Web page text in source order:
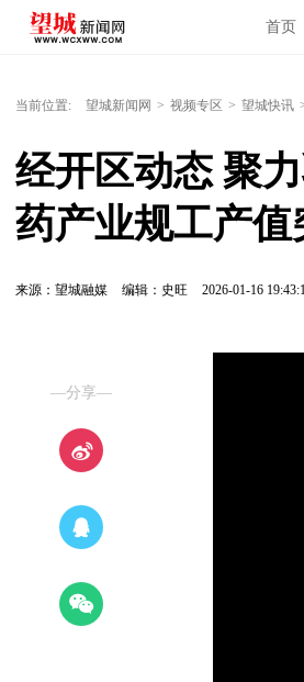
首页
当前位置: 望城新闻网 > 视频专区 > 望城快讯
经开区动态 聚
药产业规工产值
来源：望城融媒 编辑：史旺 2026-01-16
—分享—